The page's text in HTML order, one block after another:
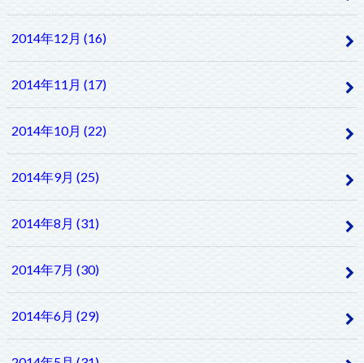
2014年12月 (16)
2014年11月 (17)
2014年10月 (22)
2014年9月 (25)
2014年8月 (31)
2014年7月 (30)
2014年6月 (29)